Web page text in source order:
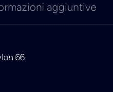
aggiuntive
66